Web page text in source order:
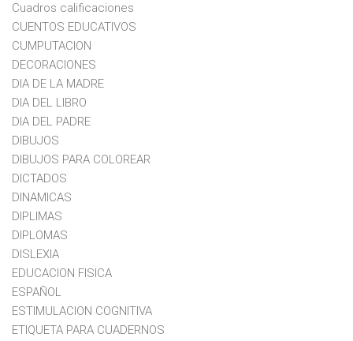
Cuadros calificaciones
CUENTOS EDUCATIVOS
CUMPUTACION
DECORACIONES
DIA DE LA MADRE
DIA DEL LIBRO
DIA DEL PADRE
DIBUJOS
DIBUJOS PARA COLOREAR
DICTADOS
DINAMICAS
DIPLIMAS
DIPLOMAS
DISLEXIA
EDUCACION FISICA
ESPAÑOL
ESTIMULACION COGNITIVA
ETIQUETA PARA CUADERNOS